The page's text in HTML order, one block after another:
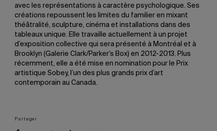
avec les représentations à caractère psychologique. Ses
créations repoussent les limites du familier en mixant
théâtralité, sculpture, cinéma et installations dans des
tableaux unique. Elle travaille actuellement à un projet
d’exposition collective qui sera présenté à Montréal et à
Brooklyn (Galerie Clark/Parker’s Box) en 2012-2013. Plus
récemment, elle a été mise en nomination pour le Prix
artistique Sobey, l’un des plus grands prix d’art
contemporain au Canada.
Partager